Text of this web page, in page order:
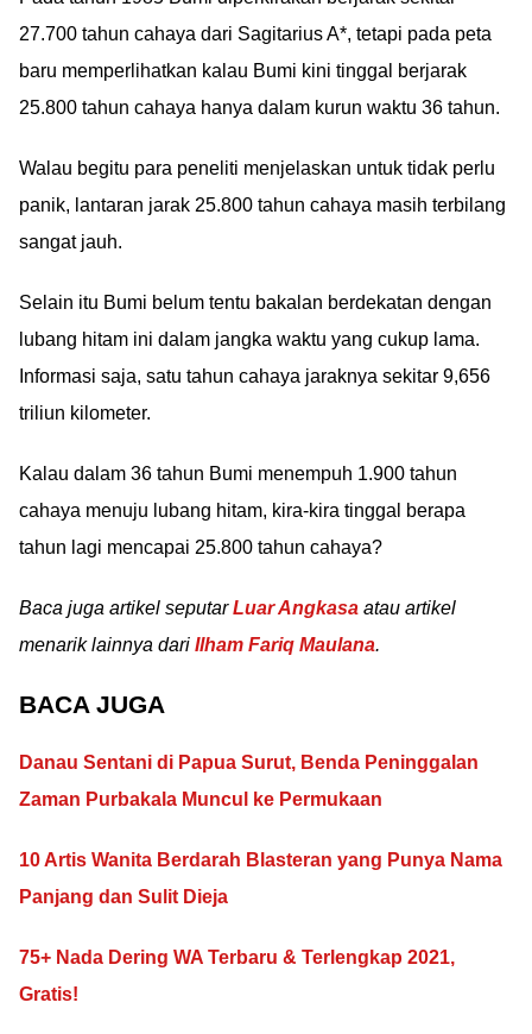
27.700 tahun cahaya dari Sagitarius A*, tetapi pada peta
baru memperlihatkan kalau Bumi kini tinggal berjarak
25.800 tahun cahaya hanya dalam kurun waktu 36 tahun.
Walau begitu para peneliti menjelaskan untuk tidak perlu
panik, lantaran jarak 25.800 tahun cahaya masih terbilang
sangat jauh.
Selain itu Bumi belum tentu bakalan berdekatan dengan
lubang hitam ini dalam jangka waktu yang cukup lama.
Informasi saja, satu tahun cahaya jaraknya sekitar 9,656
triliun kilometer.
Kalau dalam 36 tahun Bumi menempuh 1.900 tahun
cahaya menuju lubang hitam, kira-kira tinggal berapa
tahun lagi mencapai 25.800 tahun cahaya?
Baca juga artikel seputarLuar Angkasa atau artikel
menarik lainnya dari Ilham Fariq Maulana.
BACA JUGA
Danau Sentani di Papua Surut, Benda Peninggalan
Zaman Purbakala Muncul ke Permukaan
10 Artis Wanita Berdarah Blasteran yang Punya Nama
Panjang dan Sulit Dieja
75+ Nada Dering WA Terbaru & Terlengkap 2021,
Gratis!